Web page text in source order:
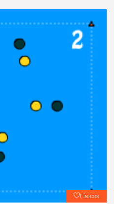
Físicos